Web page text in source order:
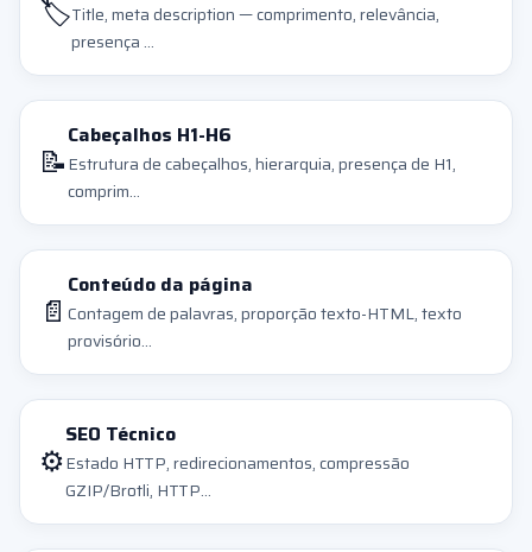
🏷️Title, meta description — comprimento, relevância,
presença ...
📝
Cabeçalhos H1-H6
Estrutura de cabeçalhos, hierarquia, presença de H1,
comprim...
📄
Conteúdo da página
Contagem de palavras, proporção texto-HTML, texto
provisório...
⚙️
SEO Técnico
Estado HTTP, redirecionamentos, compressão
GZIP/Brotli, HTTP...